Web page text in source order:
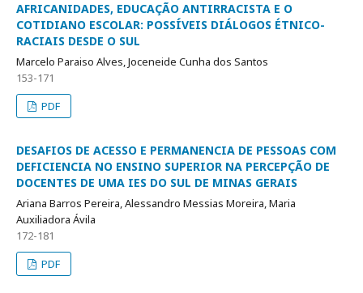
AFRICANIDADES, EDUCAÇÃO ANTIRRACISTA E O
COTIDIANO ESCOLAR: POSSÍVEIS DIÁLOGOS ÉTNICO-
RACIAIS DESDE O SUL
Marcelo Paraiso Alves, Joceneide Cunha dos Santos
153-171
PDF
DESAFIOS DE ACESSO E PERMANENCIA DE PESSOAS COM
DEFICIENCIA NO ENSINO SUPERIOR NA PERCEPÇÃO DE
DOCENTES DE UMA IES DO SUL DE MINAS GERAIS
Ariana Barros Pereira, Alessandro Messias Moreira, Maria
Auxiliadora Ávila
172-181
PDF